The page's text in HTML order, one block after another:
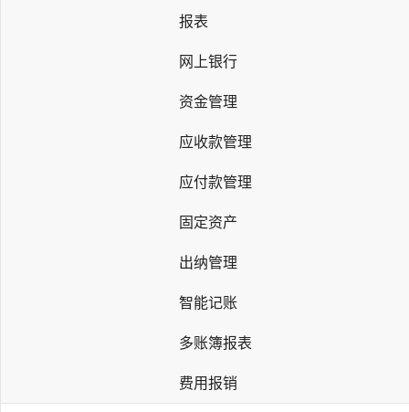
报表
网上银行
资金管理
应收款管理
应付款管理
固定资产
出纳管理
智能记账
多账簿报表
费用报销